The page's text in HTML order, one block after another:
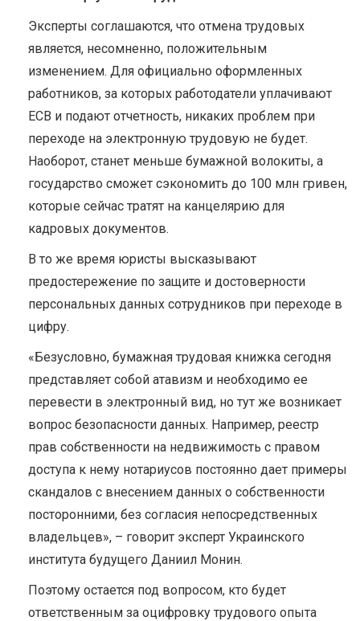
Эксперты соглашаются, что отмена трудовых
является, несомненно, положительным
изменением. Для официально оформленных
работников, за которых работодатели уплачивают
ЕСВ и подают отчетность, никаких проблем при
переходе на электронную трудовую не будет.
Наоборот, станет меньше бумажной волокиты, а
государство сможет сэкономить до 100 млн гривен,
которые сейчас тратят на канцелярию для
кадровых документов.
В то же время юристы высказывают
предостережение по защите и достоверности
персональных данных сотрудников при переходе в
цифру.
«Безусловно, бумажная трудовая книжка сегодня
представляет собой атавизм и необходимо ее
перевести в электронный вид, но тут же возникает
вопрос безопасности данных. Например, реестр
прав собственности на недвижимость с правом
доступа к нему нотариусов постоянно дает примеры
скандалов с внесением данных о собственности
посторонними, без согласия непосредственных
владельцев», – говорит эксперт Украинского
института будущего Даниил Монин.
Поэтому остается под вопросом, кто будет
ответственным за оцифровку трудового опыта